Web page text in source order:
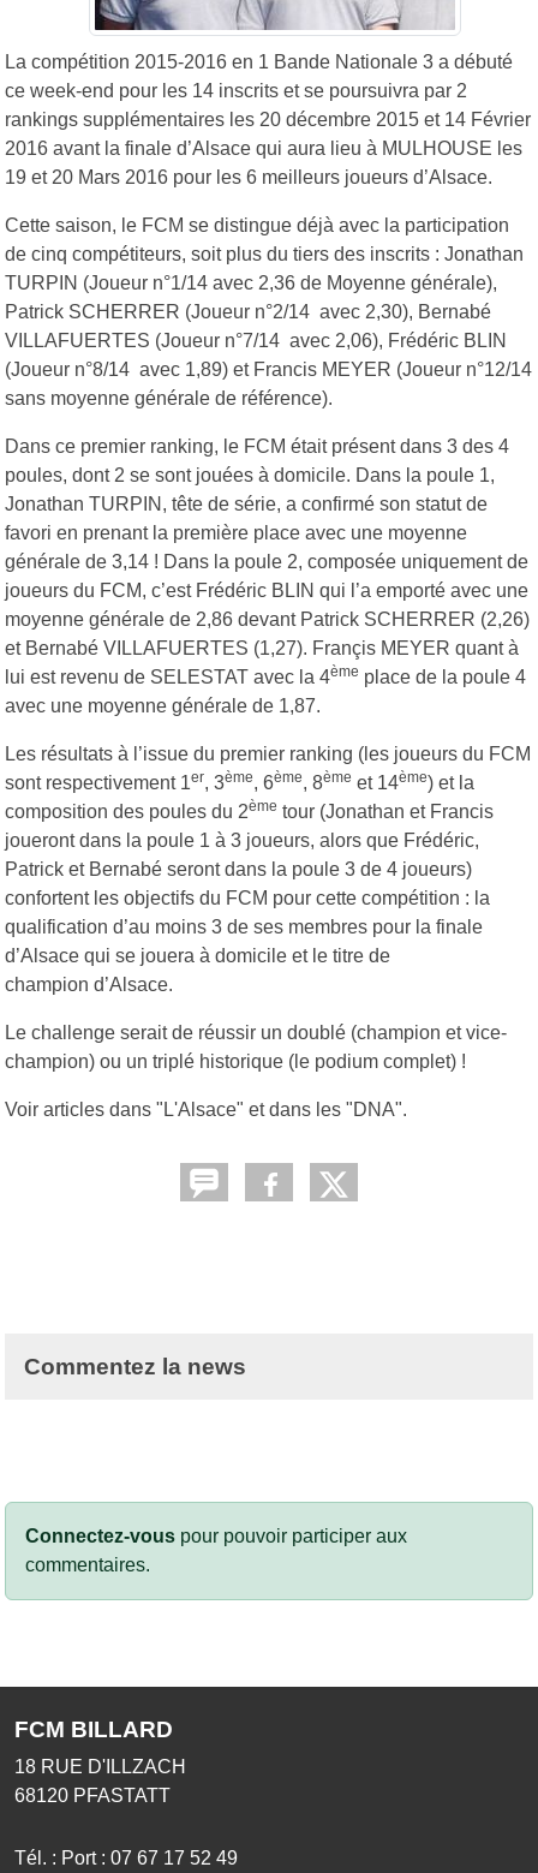
La compétition 2015-2016 en 1 Bande Nationale 3 a débuté
ce week-end pour les 14 inscrits et se poursuivra par 2
rankings supplémentaires les 20 décembre 2015 et 14 Février
2016 avant la finale d’Alsace qui aura lieu à MULHOUSE les
19 et 20 Mars 2016 pour les 6 meilleurs joueurs d’Alsace.
Cette saison, le FCM se distingue déjà avec la participation
de cinq compétiteurs, soit plus du tiers des inscrits : Jonathan
TURPIN (Joueur n°1/14 avec 2,36 de Moyenne générale),
Patrick SCHERRER (Joueur n°2/14 avec 2,30), Bernabé
VILLAFUERTES (Joueur n°7/14 avec 2,06), Frédéric BLIN
(Joueur n°8/14 avec 1,89) et Francis MEYER (Joueur n°12/14
sans moyenne générale de référence).
Dans ce premier ranking, le FCM était présent dans 3 des 4
poules, dont 2 se sont jouées à domicile. Dans la poule 1,
Jonathan TURPIN, tête de série, a confirmé son statut de
favori en prenant la première place avec une moyenne
générale de 3,14 ! Dans la poule 2, composée uniquement de
joueurs du FCM, c’est Frédéric BLIN qui l’a emporté avec une
moyenne générale de 2,86 devant Patrick SCHERRER (2,26)
et Bernabé VILLAFUERTES (1,27). Françis MEYER quant à
lui est revenu de SELESTAT avec la 4ème place de la poule 4
avec une moyenne générale de 1,87.
Les résultats à l’issue du premier ranking (les joueurs du FCM
sont respectivement 1er, 3ème, 6ème, 8ème et 14ème) et la
composition des poules du 2ème tour (Jonathan et Francis
joueront dans la poule 1 à 3 joueurs, alors que Frédéric,
Patrick et Bernabé seront dans la poule 3 de 4 joueurs)
confortent les objectifs du FCM pour cette compétition : la
qualification d’au moins 3 de ses membres pour la finale
d’Alsace qui se jouera à domicile et le titre de
champion d’Alsace.
Le challenge serait de réussir un doublé (champion et vice-
champion) ou un triplé historique (le podium complet) !
Voir articles dans "L'Alsace" et dans les "DNA".
Commentez la news
Connectez-vous pour pouvoir participer aux
commentaires.
FCM BILLARD
18 RUE D'ILLZACH
68120 PFASTATT
Tél. : Port : 07 67 17 52 49